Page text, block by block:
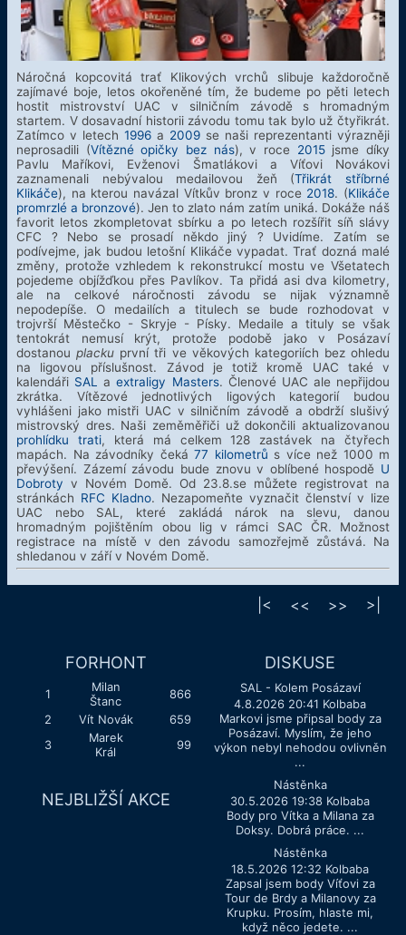
FORHONT
1
Milan
Štanc
866
2
Vít Novák
659
3
Marek
Král
99
NEJBLIŽŠÍ AKCE
Náročná kopcovitá trať Klikových vrchů slibuje každoročně
zajímavé boje, letos okořeněné tím, že budeme po pěti letech
hostit mistrovství UAC v silničním závodě s hromadným
startem. V dosavadní historii závodu tomu tak bylo už čtyřikrát.
Zatímco v letech 1996 a 2009 se naši reprezentanti výrazněji
neprosadili (Vítězné opičky bez nás), v roce 2015jsme díky
Pavlu Maříkovi, Evženovi Šmatlákovi a Víťovi Novákovi
zaznamenali nebývalou medailovou žeň (Třikrát stříbrné
Klikáče), na kterou navázal Vítkův bronz v roce 2018. (Klikáče
promrzlé a bronzové). Jen to zlato nám zatím uniká. Dokáže náš
favorit letos zkompletovat sbírku a po letech rozšířit síň slávy
CFC ? Nebo se prosadí někdo jiný ? Uvidíme. Zatím se
podívejme, jak budou letošní Klikáče vypadat. Trať dozná malé
změny, protože vzhledem k rekonstrukcí mostu ve Všetatech
pojedeme objížďkou přes Pavlíkov. Ta přidá asi dva kilometry,
ale na celkové náročnosti závodu se nijak významně
nepodepíše. O medailích a titulech se bude rozhodovat v
trojvrší Městečko - Skryje - Písky. Medaile a tituly se však
tentokrát nemusí krýt, protože podobě jako v Posázaví
dostanouplacku první tři ve věkových kategoriích bez ohledu
na ligovou příslušnost. Závod je totiž kromě UAC také v
kalendáři SAL aextraligy Masters. Členové UAC ale nepřijdou
zkrátka. Vítězové jednotlivých ligových kategorií budou
vyhlášeni jako mistři UAC v silničním závodě a obdrží slušivý
mistrovský dres. Naši zeměměřiči už dokončili aktualizovanou
prohlídku trati, která má celkem 128 zastávek na čtyřech
mapách. Na závodníky čeká 77 kilometrů s více než 1000 m
převýšení. Zázemí závodu bude znovu v oblíbené hospodě U
Dobroty v Novém Domě. Od 23.8.se můžete registrovat na
stránkách RFC Kladno. Nezapomeňte vyznačit členství v lize
UAC nebo SAL, které zakládá nárok na slevu, danou
hromadným pojištěním obou lig v rámci SAC ČR. Možnost
registrace na místě v den závodu samozřejmě zůstává. Na
shledanou v září v Novém Domě.
>|
>>
<<
|<
DISKUSE
SAL - Kolem Posázaví
4.8.2026 20:41 Kolbaba
Markovi jsme připsal body za
Posázaví. Myslím, že jeho
výkon nebyl nehodou ovlivněn
...
Nástěnka
30.5.2026 19:38 Kolbaba
Body pro Vítka a Milana za
Doksy. Dobrá práce. ...
Nástěnka
18.5.2026 12:32 Kolbaba
Zapsal jsem body Víťovi za
Tour de Brdy a Milanovy za
Krupku. Prosím, hlaste mi,
když něco jedete. ...